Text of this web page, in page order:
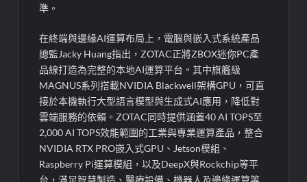
準。
在終端與邊緣AI運算布局上，電腦與嵌入式系統產品
總監Jacky Huang指出，ZOTAC正將ZBOX迷你PC產
品線打造為完整的本地AI運算平台。其中旗艦級
MAGNUS系列搭載NVIDIA Blackwell架構GPU，可直
接於本機執行大型語言模型與生成式AI應用，降低對
雲端服務的依賴。ZOTAC同時提供涵蓋40 AI TOPS至
2,000 AI TOPS效能範圍的工業與專業運算產品，整合
NVIDIA RTX PRO嵌入式GPU、Jetson模組、
Raspberry Pi運算模組，以及DeepX與Rockchip等平